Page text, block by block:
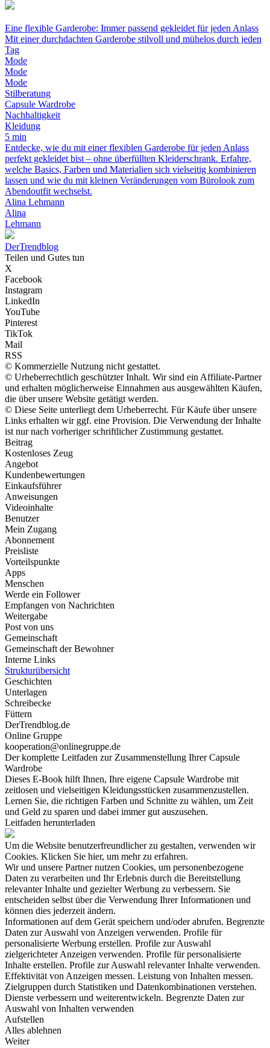
Eine flexible Garderobe: Immer passend gekleidet für jeden Anlass
Mit einer durchdachten Garderobe stilvoll und mühelos durch jeden
Tag
Mode
Mode
Mode
Stilberatung
Capsule Wardrobe
Nachhaltigkeit
Kleidung
5 min
Entdecke, wie du mit einer flexiblen Garderobe für jeden Anlass
perfekt gekleidet bist – ohne überfüllten Kleiderschrank. Erfahre,
welche Basics, Farben und Materialien sich vielseitig kombinieren
lassen und wie du mit kleinen Veränderungen vom Bürolook zum
Abendoutfit wechselst.
Alina Lehmann
Alina
Lehmann
DerTrendblog
Teilen und Gutes tun
X
Facebook
Instagram
LinkedIn
YouTube
Pinterest
TikTok
Mail
RSS
© Kommerzielle Nutzung nicht gestattet.
© Urheberrechtlich geschützter Inhalt. Wir sind ein Affiliate-Partner
und erhalten möglicherweise Einnahmen aus ausgewählten Käufen,
die über unsere Website getätigt werden.
© Diese Seite unterliegt dem Urheberrecht. Für Käufe über unsere
Links erhalten wir ggf. eine Provision. Die Verwendung der Inhalte
ist nur nach vorheriger schriftlicher Zustimmung gestattet.
Beitrag
Kostenloses Zeug
Angebot
Kundenbewertungen
Einkaufsführer
Anweisungen
Videoinhalte
Benutzer
Mein Zugang
Abonnement
Preisliste
Vorteilspunkte
Apps
Menschen
Werde ein Follower
Empfangen von Nachrichten
Weitergabe
Post von uns
Gemeinschaft
Gemeinschaft der Bewohner
Interne Links
Strukturübersicht
Geschichten
Unterlagen
Schreibecke
Füttern
DerTrendblog.de
Online Gruppe
kooperation@onlinegruppe.de
Der komplette Leitfaden zur Zusammenstellung Ihrer Capsule
Wardrobe
Dieses E-Book hilft Ihnen, Ihre eigene Capsule Wardrobe mit
zeitlosen und vielseitigen Kleidungsstücken zusammenzustellen.
Lernen Sie, die richtigen Farben und Schnitte zu wählen, um Zeit
und Geld zu sparen und dabei immer gut auszusehen.
Leitfaden herunterladen
Um die Website benutzerfreundlicher zu gestalten, verwenden wir
Cookies. Klicken Sie hier, um mehr zu erfahren.
Wir und unsere Partner nutzen Cookies, um personenbezogene
Daten zu verarbeiten und Ihr Erlebnis durch die Bereitstellung
relevanter Inhalte und gezielter Werbung zu verbessern. Sie
entscheiden selbst über die Verwendung Ihrer Informationen und
können dies jederzeit ändern.
Informationen auf dem Gerät speichern und/oder abrufen. Begrenzte
Daten zur Auswahl von Anzeigen verwenden. Profile für
personalisierte Werbung erstellen. Profile zur Auswahl
zielgerichteter Anzeigen verwenden. Profile für personalisierte
Inhalte erstellen. Profile zur Auswahl relevanter Inhalte verwenden.
Effektivität von Anzeigen messen. Leistung von Inhalten messen.
Zielgruppen durch Statistiken und Datenkombinationen verstehen.
Dienste verbessern und weiterentwickeln. Begrenzte Daten zur
Auswahl von Inhalten verwenden
Aufstellen
Alles ablehnen
Weiter